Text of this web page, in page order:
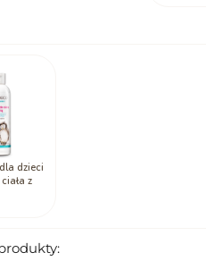
skuteczność, ale również
miękkie w dotyku, oliwka
bawełniana myjka
aplikacji i pozwalają
rodzic mogą w pełni docenić.
dzieci
z